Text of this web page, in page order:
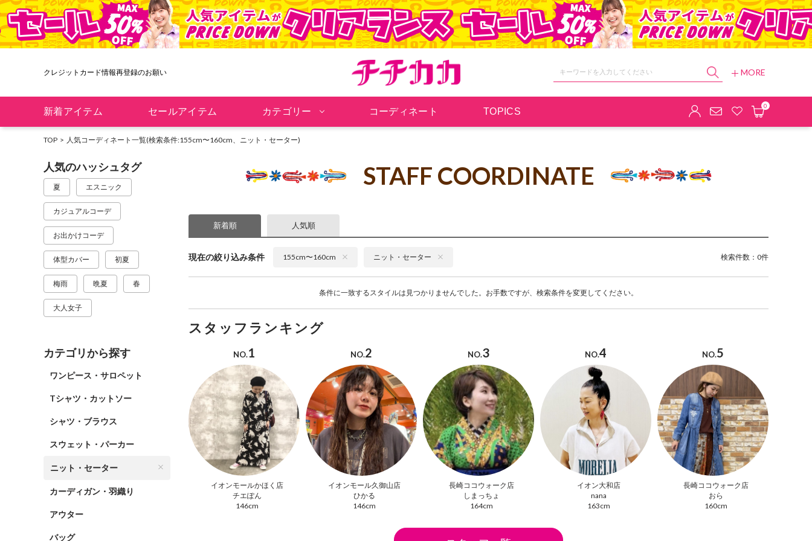
クレジットカード情報再登録のお願い
MORE
新着アイテム セールアイテム カテゴリー コーディネート TOPICS
0
TOP 人気コーディネート一覧(検索条件:155cm〜160cm、ニット・セーター)
人気のハッシュタグ
夏 エスニック
カジュアルコーデ
お出かけコーデ
体型カバー 初夏
梅雨 晩夏 春
大人女子
カテゴリから探す
ワンピース・サロペット
Tシャツ・カットソー
シャツ・ブラウス
スウェット・パーカー
ニット・セーター
カーディガン・羽織り
アウター
バッグ
STAFF COORDINATE
新着順 人気順
現在の絞り込み条件 155cm〜160cm ニット・セーター 検索件数：0件
条件に一致するスタイルは見つかりませんでした。お手数ですが、検索条件を変更してください。
スタッフランキング
NO.1
イオンモールかほく店
チエぽん
146cm
NO.2
イオンモール久御山店
ひかる
146cm
NO.3
長崎ココウォーク店
しまっちょ
164cm
NO.4
イオン大和店
nana
163cm
NO.5
長崎ココウォーク店
おら
160cm